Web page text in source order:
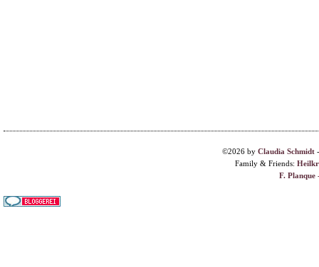
©2026 by Claudia Schmidt
Family & Friends:
F. Planque